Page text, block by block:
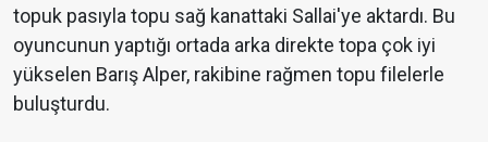
topuk pasıyla topu sağ kanattaki Sallai'ye aktardı. Bu
oyuncunun yaptığı ortada arka direkte topa çok iyi
yükselen Barış Alper, rakibine rağmen topu filelerle
buluşturdu.